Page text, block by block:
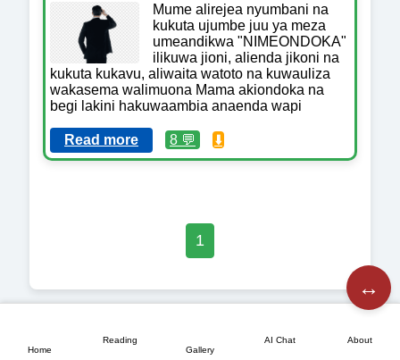
↔️
Mume alirejea nyumbani na
kukuta ujumbe juu ya meza
umeandikwa "NIMEONDOKA"
ilikuwa jioni, alienda jikoni na
kukuta kukavu, aliwaita watoto na kuwauliza
wakasema walimuona Mama akiondoka na
begi lakini hakuwaambia anaenda wapi
Read more 8 💬 ⬇️
1
Home
Reading
Gallery
AI Chat About